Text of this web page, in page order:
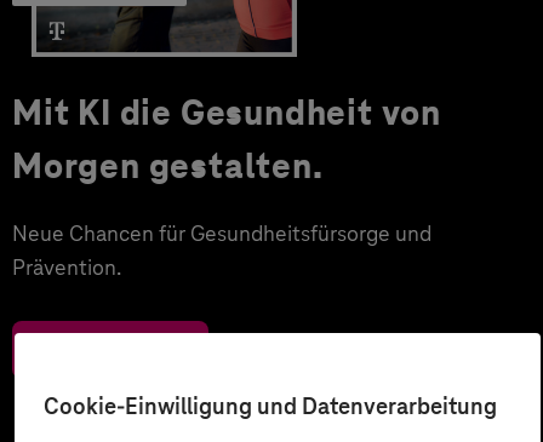
Cookie-Einwilligung und Datenverarbeitung
Mit KI die Gesundheit von
Morgen gestalten.
Neue Chancen für Gesundheitsfürsorge und
Prävention.